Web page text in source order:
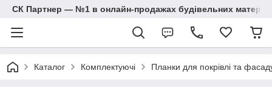
СК Партнер — №1 в онлайн-продажах будівельних
Каталог Комплектуючі Планки для покрівлі та